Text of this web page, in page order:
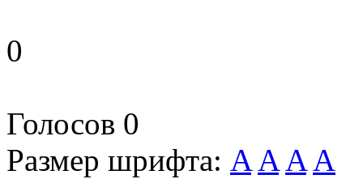
0
Голосов 0
Размер шрифта: A A A A